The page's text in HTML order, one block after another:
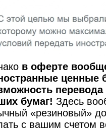
в оферте
ценные
бумаг! Здесь
«резиновый»
с вашим счетом